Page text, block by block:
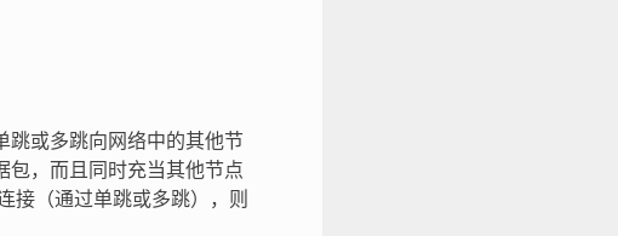
跳或多跳向网络中的其他节
包，而且同时充当其他节点
接（通过单跳或多跳），则